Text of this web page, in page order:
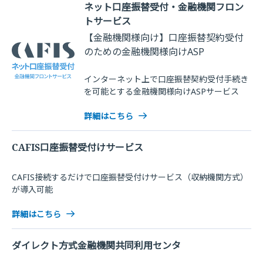
ネット口座振替受付・金融機関フロン
トサービス
【金融機関様向け】口座振替契約受付
のための金融機関様向けASP
インターネット上で口座振替契約受付手続き
を可能とする金融機関様向けASPサービス
詳細はこちら
CAFIS口座振替受付けサービス
CAFIS接続するだけで口座振替受付けサービス（収納機関方式）
が導入可能
詳細はこちら
ダイレクト方式金融機関共同利用センタ